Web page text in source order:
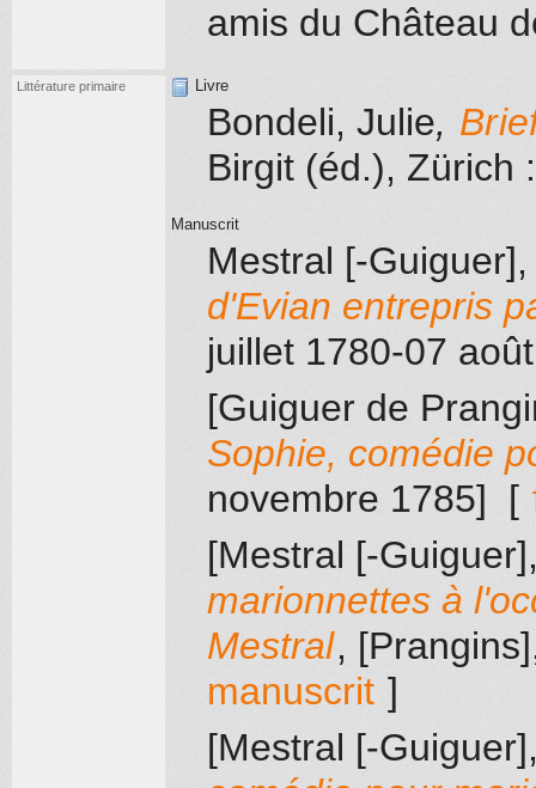
amis du Château
Littérature primaire Livre
Bondeli, Julie,
Birgit (éd.), Zürich
Manuscrit
Mestral [-
d'Evian entrepris
juillet 1780-07
[Guiguer de
Sophie, comédie
novembre 1785] [
[Mestral [-
marionnettes à
Mestral, [Prangins]
manuscrit ]
[Mestral [-